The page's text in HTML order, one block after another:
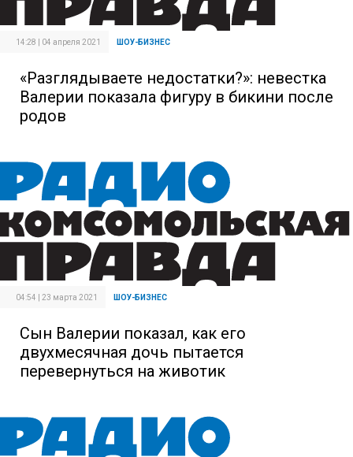
14:28 | 04 апреля 2021 ШОУ-БИЗНЕС
«Разглядываете недостатки?»: невестка
Валерии показала фигуру в бикини после
родов
04:54 | 23 марта 2021 ШОУ-БИЗНЕС
Сын Валерии показал, как его
двухмесячная дочь пытается
перевернуться на животик